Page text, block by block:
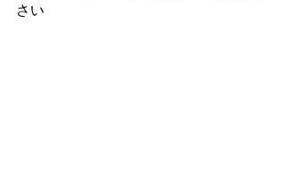
さい